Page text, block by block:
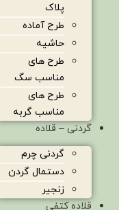
پلاک
طرح آماده
حاشیه
طرح های
مناسب سگ
طرح های
مناسب گربه
گردنی – قلاده
گردنی چرم
دستمال گردن
زنجیر
قلاده کتفی